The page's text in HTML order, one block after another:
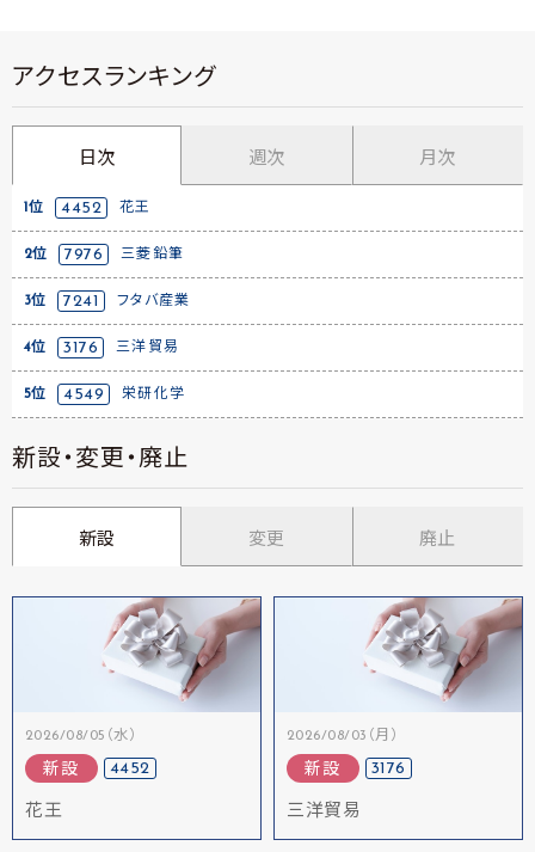
アクセスランキング
日次 週次 月次
1位 4452 花王
2位 7976 三菱鉛筆
3位 7241 フタバ産業
4位 3176 三洋貿易
5位 4549 栄研化学
新設・変更・廃止
新設 変更 廃止
2026/08/05（水）
新設 4452
花王
2026/08/03（月）
新設 3176
三洋貿易